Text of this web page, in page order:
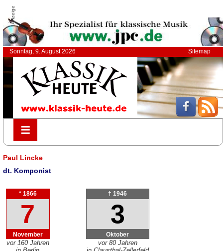
Anzeige
Sonntag, 9. August 2026 Sitemap
≡
≡
Paul Lincke
dt. Komponist
* 1866
7
November
vor 160 Jahren
† 1946
3
Oktober
vor 80 Jahren